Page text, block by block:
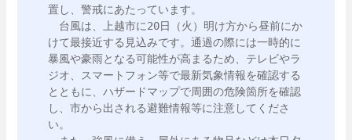
置し、警戒にあたっています。
台風は、上越市に20日（火）明け方から昼前にか
けて最接近する見込みです。通過の際には一時的に
暴風や豪雨となる可能性が高まるため、テレビやラ
ジオ、スマートフォン等で最新気象情報を確認する
とともに、ハザードマップで周囲の危険箇所を確認
し、市から出される避難情報等に注意してくださ
い。